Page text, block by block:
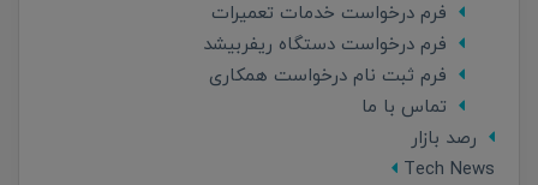
فرم درخواست خدمات تعمیرات
فرم درخواست دستگاه ریفربیشد
فرم ثبت نام درخواست همکاری
تماس با ما
رصد بازار
Tech News